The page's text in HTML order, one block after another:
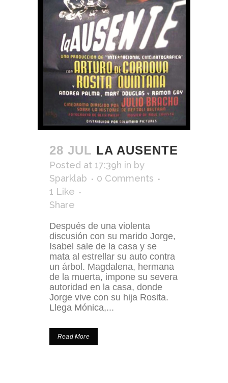
28 JUL LA AUSENTE
Posted at 17:39h in by
Sparklab
0 Comments
1 Like
Share
Después de una violenta
discusión con su marido Jorge,
Isabel sale de la casa y se
mata al estrellar su auto contra
un árbol. Magdalena, hermana
de la muerta, impone su severa
autoridad en la casa, donde
Jorge vive con su hija Rosita.
Llega Mónica,...
Read More